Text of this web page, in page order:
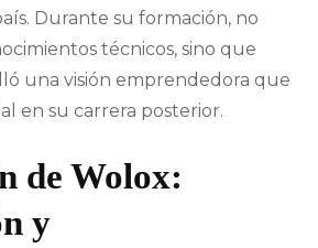
Durante su formación, no
técnicos, sino que
una visión emprendedora que
en su carrera posterior.
de Wolox:
y